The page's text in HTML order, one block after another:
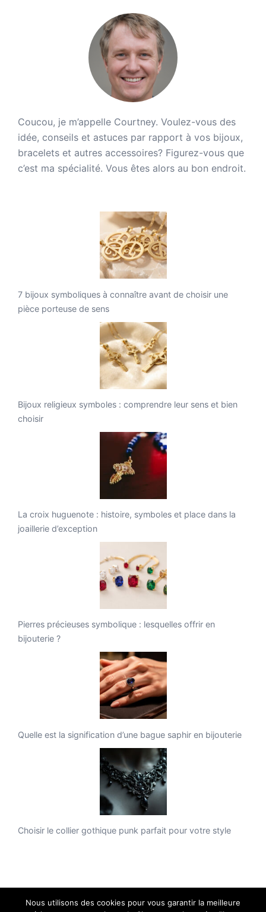
Coucou, je m’appelle Courtney. Voulez-vous des
idée, conseils et astuces par rapport à vos bijoux,
bracelets et autres accessoires? Figurez-vous que
c’est ma spécialité. Vous êtes alors au bon endroit.
7 bijoux symboliques à connaître avant de choisir une
pièce porteuse de sens
Bijoux religieux symboles : comprendre leur sens et bien
choisir
La croix huguenote : histoire, symboles et place dans la
joaillerie d’exception
Pierres précieuses symbolique : lesquelles offrir en
bijouterie ?
Quelle est la signification d’une bague saphir en bijouterie
Choisir le collier gothique punk parfait pour votre style
Nous utilisons des cookies pour vous garantir la meilleure